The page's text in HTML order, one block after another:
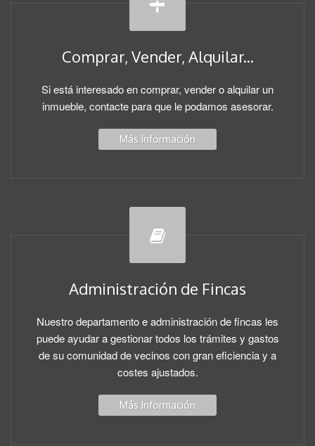
Comprar, Vender, Alquilar...
Si está interesado en comprar, vender o alquilar un
inmueble, contacte para que le podamos asesorar.
Más Información
Administración de Fincas
Nuestro departamento e administración de fincas les
puede ayudar a gestionar todos los trámites y gastos
de su comunidad de vecinos con gran eficiencia y a
costes ajustados.
Más Información